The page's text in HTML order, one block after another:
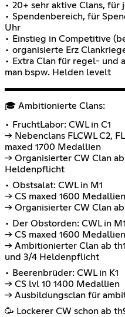
• 20+ sehr aktive Clans, für
• Spendenbereich, für
Uhr
• Einstieg in Competitive
• organisierte Erz
• Extra Clan für regel- und
man bspw. Helden levelt
🎓 Ambitionierte Clans:
• FruchtLabor: CWL in C1
-> Nebenclans FLCWL C2,
maxed 1700 Medallien
-> Organisierter CW Clan
Heldenpflicht
• Obstsalat: CWL in M1
-> CS maxed 1600 Medallien
-> Organisierter CW Clan
• Der Obstorden: CWL in M1
-> CS maxed 1600 Medallien
-> Ambitionierter Clan ab
und 3/4 Heldenpflicht
• Beerenbrüder: CWL in K1
-> CS lvl 10 1400 Medallien
-> Ausbildungsclan für
🥳 Lockerer CW schon ab